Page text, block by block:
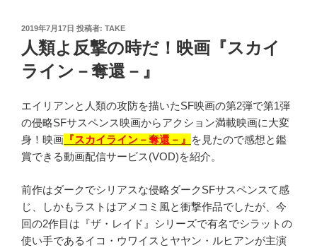
投
日:
2019年7月17日 投稿者: TAKE
人類よ反撃の時だ！映画『スカイ
ライン－奪還－』
エイリアンと人類の攻防を描いたSF映画の第2弾で第1弾
の侵略SFサスペンス映画からアクション満載映画に大変
身！映画 『スカイライン－奪還－』 を見たので感想と鑑
賞できる動画配信サービス(VOD)を紹介。
前作はダークでシリアスな侵略ダークSFサスペンスて感
じ、しかもラストはアメコミ風と衝撃作品でしたが、今
回の2作目は『ザ・レイド』シリーズで有名でシラットの
使い手であるイコ・ウワイスとヤヤン・ルヒアンが主演